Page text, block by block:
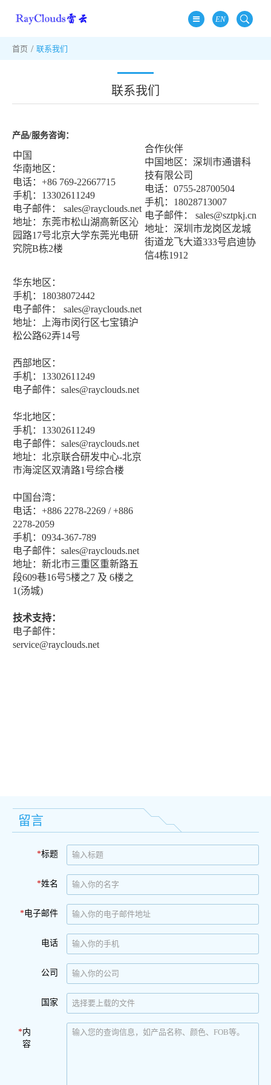
EN
首页 联系我们
联系我们
产品/服务咨询：
中国
华南地区：
电话：+86 769-22667715
手机：13302611249
电子邮件： sales@rayclouds.net
地址：东莞市松山湖高新区沁
园路17号北京大学东莞光电研
究院B栋2楼
合作伙伴
中国地区：深圳市通谱科
技有限公司
电话：0755-28700504
手机：18028713007
电子邮件： sales@sztpkj.cn
地址：深圳市龙岗区龙城
街道龙飞大道333号启迪协
信4栋1912
华东地区：
手机：18038072442
电子邮件： sales@rayclouds.net
地址：上海市闵行区七宝镇沪
松公路62弄14号
西部地区：
手机：13302611249
电子邮件：sales@rayclouds.net
华北地区：
手机：13302611249
电子邮件：sales@rayclouds.net
地址：北京联合研发中心-北京
市海淀区双清路1号综合楼
中国台湾：
电话：+886 2278-2269 / +886
2278-2059
手机：0934-367-789
电子邮件：sales@rayclouds.net
地址：新北市三重区重新路五
段609巷16号5楼之7 及 6楼之
1(汤城)
技术支持：
电子邮件：
service@rayclouds.net
留言
*标题
*姓名
*电子邮件
电话
公司
国家
*内
容